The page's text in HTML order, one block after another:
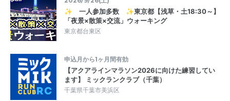
✨ 一人参加多数 ✨東京都【浅草・土18:30～】
「夜景×散策×交流」ウォーキング
東京都台東区
申込月から1ヶ月間有効
【アクアラインマラソン2026に向けた練習してい
ます】 ミックランクラブ（千葉）
千葉県千葉市美浜区